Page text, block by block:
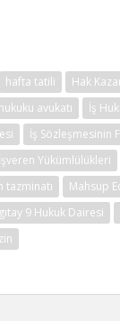
hafta tatili Hak
avukatı
İş
İş Sözleşmesinin
Yükümlülükleri
tazminatı
Mahsup
9 Hukuk Dairesi